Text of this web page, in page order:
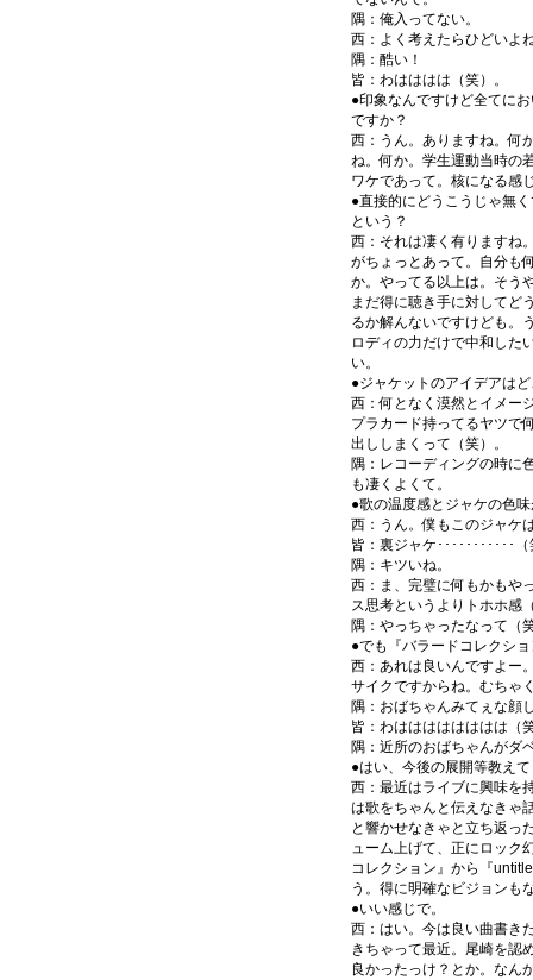
隅：俺入ってない。
西：よく考えたらひどいよ
隅：酷い！
皆：わはははは（笑）。
●印象なんですけど全てに
ですか？
西：うん。ありますね。何
ね。何か。学生運動当時の
ワケであって。核になる感
●直接的にどうこうじゃ無
という？
西：それは凄く有りますね
がちょっとあって。自分も
か。やってる以上は。そう
まだ得に聴き手に対してど
るか解んないですけども。
ロディの力だけで中和した
い。
●ジャケットのアイデアは
西：何となく漠然とイメー
プラカード持ってるヤツで
出ししまくって（笑）。
隅：レコーディングの時に
も凄くよくて。
●歌の温度感とジャケの色
西：うん。僕もこのジャケ
皆：裏ジャケ･･･････････
隅：キツいね。
西：ま、完璧に何もかもや
ス思考というよりトホホ感
隅：やっちゃったなって（
●でも『バラードコレクシ
西：あれは良いんですよー
サイクですからね。むちゃ
隅：おばちゃんみてぇな顔
皆：わはははははははは（
隅：近所のおばちゃんがダ
●はい、今後の展開等教え
西：最近はライブに興味を
は歌をちゃんと伝えなきゃ
と響かせなきゃと立ち返っ
ューム上げて、正にロック
コレクション』から『
う。得に明確なビジョンも
●いい感じで。
西：はい。今は良い曲書き
きちゃって最近。尾崎を認
良かったっけ？とか。なん